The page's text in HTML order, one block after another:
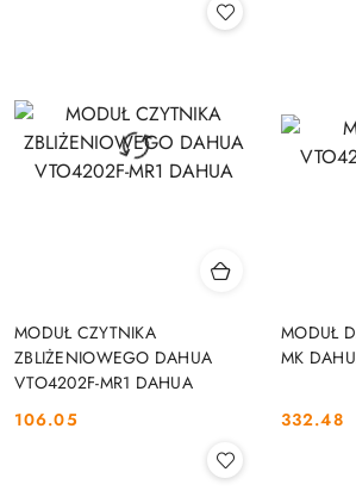
MODUŁ CZYTNIKA
ZBLIŻENIOWEGO DAHUA
VTO4202F-MR1 DAHUA
Cena:
106.05
MODUŁ
MK
Cena:
332.48